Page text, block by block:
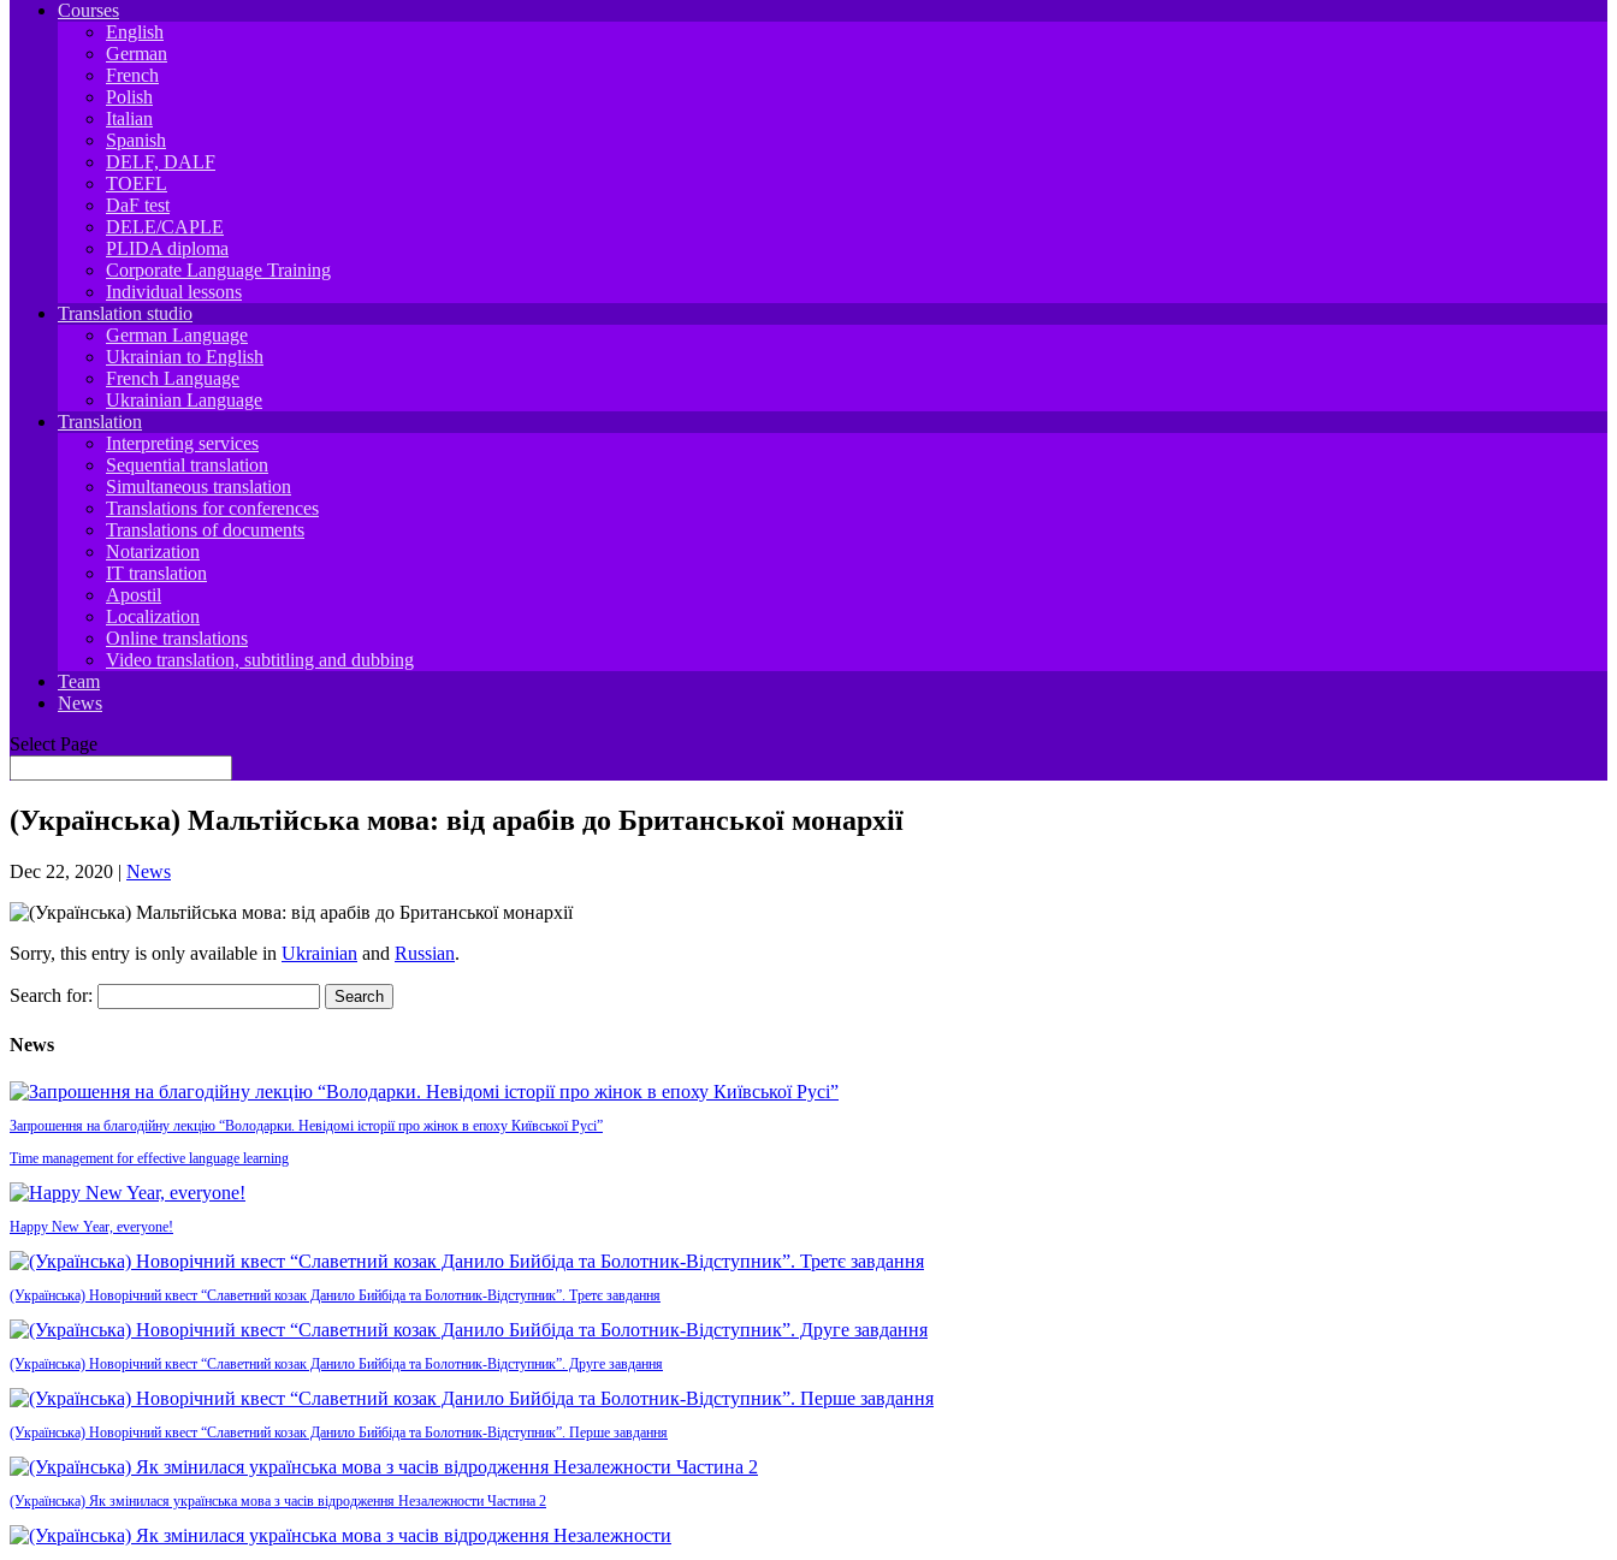
Courses
English
German
French
Polish
Italian
Spanish
DELF, DALF
TOEFL
DaF test
DELE/CAPLE
PLIDA diploma
Corporate Language Training
Individual lessons
Translation studio
German Language
Ukrainian to English
French Language
Ukrainian Language
Translation
Interpreting services
Sequential translation
Simultaneous translation
Translations for conferences
Translations of documents
Notarization
IT translation
Apostil
Localization
Online translations
Video translation, subtitling and dubbing
Team
News
Select Page
(Українська) Мальтійська мова: від арабів до Британської монархії
Dec 22, 2020 | News
Sorry, this entry is only available in Ukrainian and Russian.
Search for:
News
Запрошення на благодійну лекцію “Володарки. Невідомі історії про жінок в епоху Київської Русі”
Time management for effective language learning
Happy New Year, everyone!
(Українська) Новорічний квест “Славетний козак Данило Бийбіда та Болотник-Відступник”. Третє завдання
(Українська) Новорічний квест “Славетний козак Данило Бийбіда та Болотник-Відступник”. Друге завдання
(Українська) Новорічний квест “Славетний козак Данило Бийбіда та Болотник-Відступник”. Перше завдання
(Українська) Як змінилася українська мова з часів відродження Незалежности Частина 2